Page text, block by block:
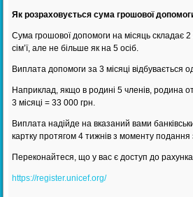
Як розраховується сума грошової
Сума грошової допомоги на місяць складає
сім’ї, але не більше як на 5 осіб.
Виплата допомоги за 3 місяці відбувається
Наприклад, якщо в родині 5 членів, родина
3 місяці = 33 000 грн.
Виплата надійде на вказаний вами
картку протягом 4 тижнів з моменту подання
Переконайтеся, що у вас є доступ до
https://register.unicef.org/